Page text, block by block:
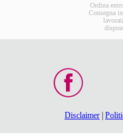
Ordina
Consegna
Disclaimer |